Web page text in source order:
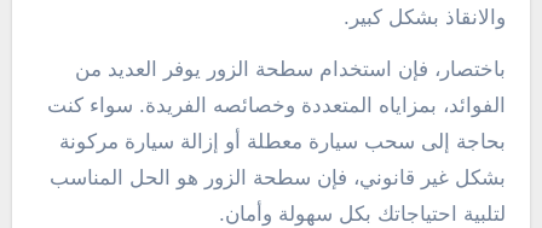
والانقاذ بشكل كبير.
باختصار، فإن استخدام سطحة الزور يوفر العديد من
الفوائد، بمزاياه المتعددة وخصائصه الفريدة. سواء كنت
بحاجة إلى سحب سيارة معطلة أو إزالة سيارة مركونة
بشكل غير قانوني، فإن سطحة الزور هو الحل المناسب
لتلبية احتياجاتك بكل سهولة وأمان.